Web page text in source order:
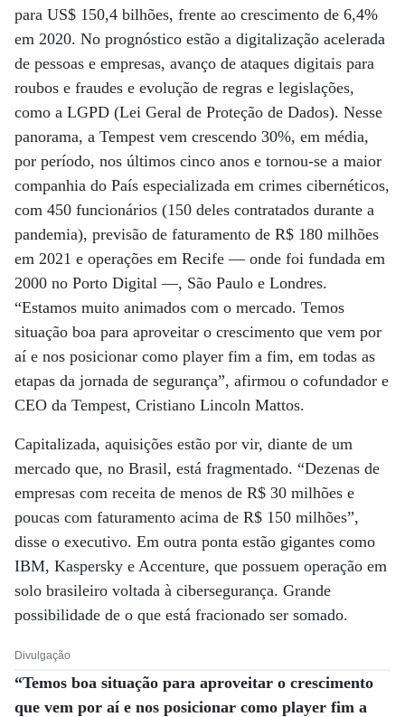
para US$ 150,4 bilhões, frente ao crescimento de 6,4%
em 2020. No prognóstico estão a digitalização acelerada
de pessoas e empresas, avanço de ataques digitais para
roubos e fraudes e evolução de regras e legislações,
como a LGPD (Lei Geral de Proteção de Dados). Nesse
panorama, a Tempest vem crescendo 30%, em média,
por período, nos últimos cinco anos e tornou-se a maior
companhia do País especializada em crimes cibernéticos,
com 450 funcionários (150 deles contratados durante a
pandemia), previsão de faturamento de R$ 180 milhões
em 2021 e operações em Recife — onde foi fundada em
2000 no Porto Digital —, São Paulo e Londres.
“Estamos muito animados com o mercado. Temos
situação boa para aproveitar o crescimento que vem por
aí e nos posicionar como player fim a fim, em todas as
etapas da jornada de segurança”, afirmou o cofundador e
CEO da Tempest, Cristiano Lincoln Mattos.
Capitalizada, aquisições estão por vir, diante de um
mercado que, no Brasil, está fragmentado. “Dezenas de
empresas com receita de menos de R$ 30 milhões e
poucas com faturamento acima de R$ 150 milhões”,
disse o executivo. Em outra ponta estão gigantes como
IBM, Kaspersky e Accenture, que possuem operação em
solo brasileiro voltada à cibersegurança. Grande
possibilidade de o que está fracionado ser somado.
Divulgação
“Temos boa situação para aproveitar o crescimento
que vem por aí e nos posicionar como player fim a